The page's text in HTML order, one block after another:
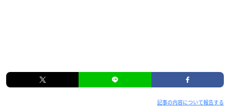
記事の内容について報告する